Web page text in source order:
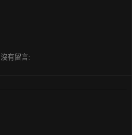
沒有留言: